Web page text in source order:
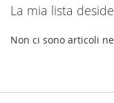
La mia lista
Non ci sono articoli